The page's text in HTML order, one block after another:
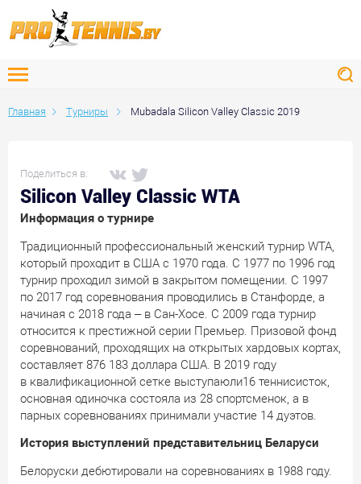
Главная Турниры Mubadala Silicon Valley Classic 2019
Поделиться в:
Silicon Valley Classic WTA
Информация о турнире
Традиционный профессиональный женский турнир WTA,
который проходит в США с 1970 года. С 1977 по 1996 год
турнир проходил зимой в закрытом помещении. С 1997
по 2017 год соревнования проводились в Станфорде, а
начиная с 2018 года – в Сан-Хосе. С 2009 года турнир
относится к престижной серии Премьер. Призовой фонд
соревнований, проходящих на открытых хардовых кортах,
составляет 876 183 доллара США. В 2019 году
в квалификационной сетке выступаюли16 теннисисток,
основная одиночка состояла из 28 спортсменок, а в
парных соревнованиях принимали участие 14 дуэтов.
История выступлений представительниц Беларуси
Белоруски дебютировали на соревнованиях в 1988 году.